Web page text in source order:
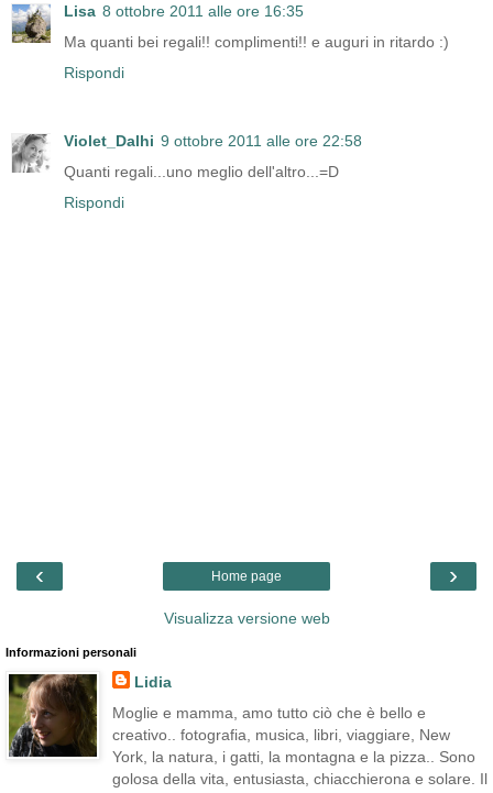
Lisa 8 ottobre 2011 alle ore 16:35
Ma quanti bei regali!! complimenti!! e auguri in ritardo :)
Rispondi
Violet_Dalhi 9 ottobre 2011 alle ore 22:58
Quanti regali...uno meglio dell'altro...=D
Rispondi
‹ ›
Home page
Visualizza versione web
Informazioni personali
Lidia
Moglie e mamma, amo tutto ciò che è bello e
creativo.. fotografia, musica, libri, viaggiare, New
York, la natura, i gatti, la montagna e la pizza.. Sono
golosa della vita, entusiasta, chiacchierona e solare. Il